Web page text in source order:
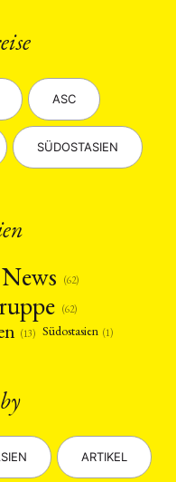
ASC
SÜDOSTASIEN
(62)
(62)
(13) Südostasien (1)
by
ARTIKEL